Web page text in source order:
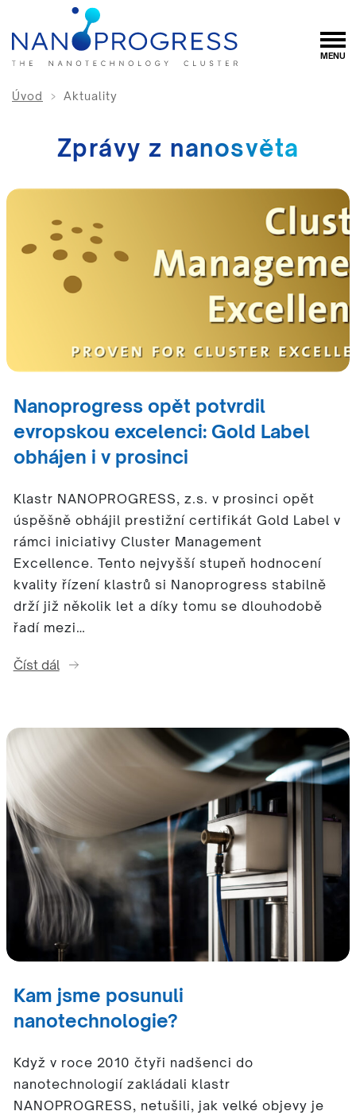
Úvod Aktuality
Zprávy z nanosvěta
Nanoprogress opět potvrdil
evropskou excelenci: Gold Label
obhájen i v prosinci
Klastr NANOPROGRESS, z.s. v prosinci opět
úspěšně obhájil prestižní certifikát Gold Label v
rámci iniciativy Cluster Management
Excellence. Tento nejvyšší stupeň hodnocení
kvality řízení klastrů si Nanoprogress stabilně
drží již několik let a díky tomu se dlouhodobě
řadí mezi…
Číst dál
Kam jsme posunuli
nanotechnologie?
Když v roce 2010 čtyři nadšenci do
nanotechnologií zakládali klastr
NANOPROGRESS, netušili, jak velké objevy je